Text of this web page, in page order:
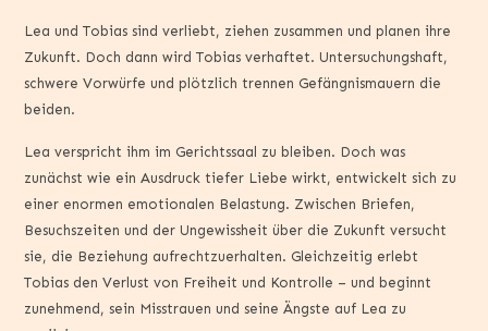
Lea und Tobias sind verliebt, ziehen zusammen und planen ihre
Zukunft. Doch dann wird Tobias verhaftet. Untersuchungshaft,
schwere Vorwürfe und plötzlich trennen Gefängnismauern die
beiden.
Lea verspricht ihm im Gerichtssaal zu bleiben. Doch was
zunächst wie ein Ausdruck tiefer Liebe wirkt, entwickelt sich zu
einer enormen emotionalen Belastung. Zwischen Briefen,
Besuchszeiten und der Ungewissheit über die Zukunft versucht
sie, die Beziehung aufrechtzuerhalten. Gleichzeitig erlebt
Tobias den Verlust von Freiheit und Kontrolle – und beginnt
zunehmend, sein Misstrauen und seine Ängste auf Lea zu